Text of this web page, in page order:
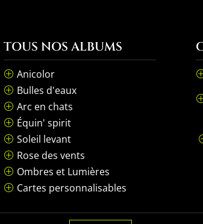
TOUS NOS ALBUMS
P Anicolor
P Bulles d'eaux
P Arc en chats
P Équin' spirit
P Soleil levant
P Rose des vents
P Ombres et Lumières
P Cartes personnalisables